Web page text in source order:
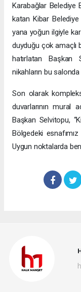
Karabağlar Belediye
katan Kibar Belediye
yana yoğun ilgiyle
duyduğu çok amaçlı
hatırlatan Başkan
nikahların bu
Son olarak
duvarlarının mural
Başkan Selvitopu,
Bölgedeki
Uygun noktalarda